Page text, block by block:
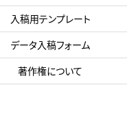
入稿用テンプレート
データ入稿フォーム
著作権について